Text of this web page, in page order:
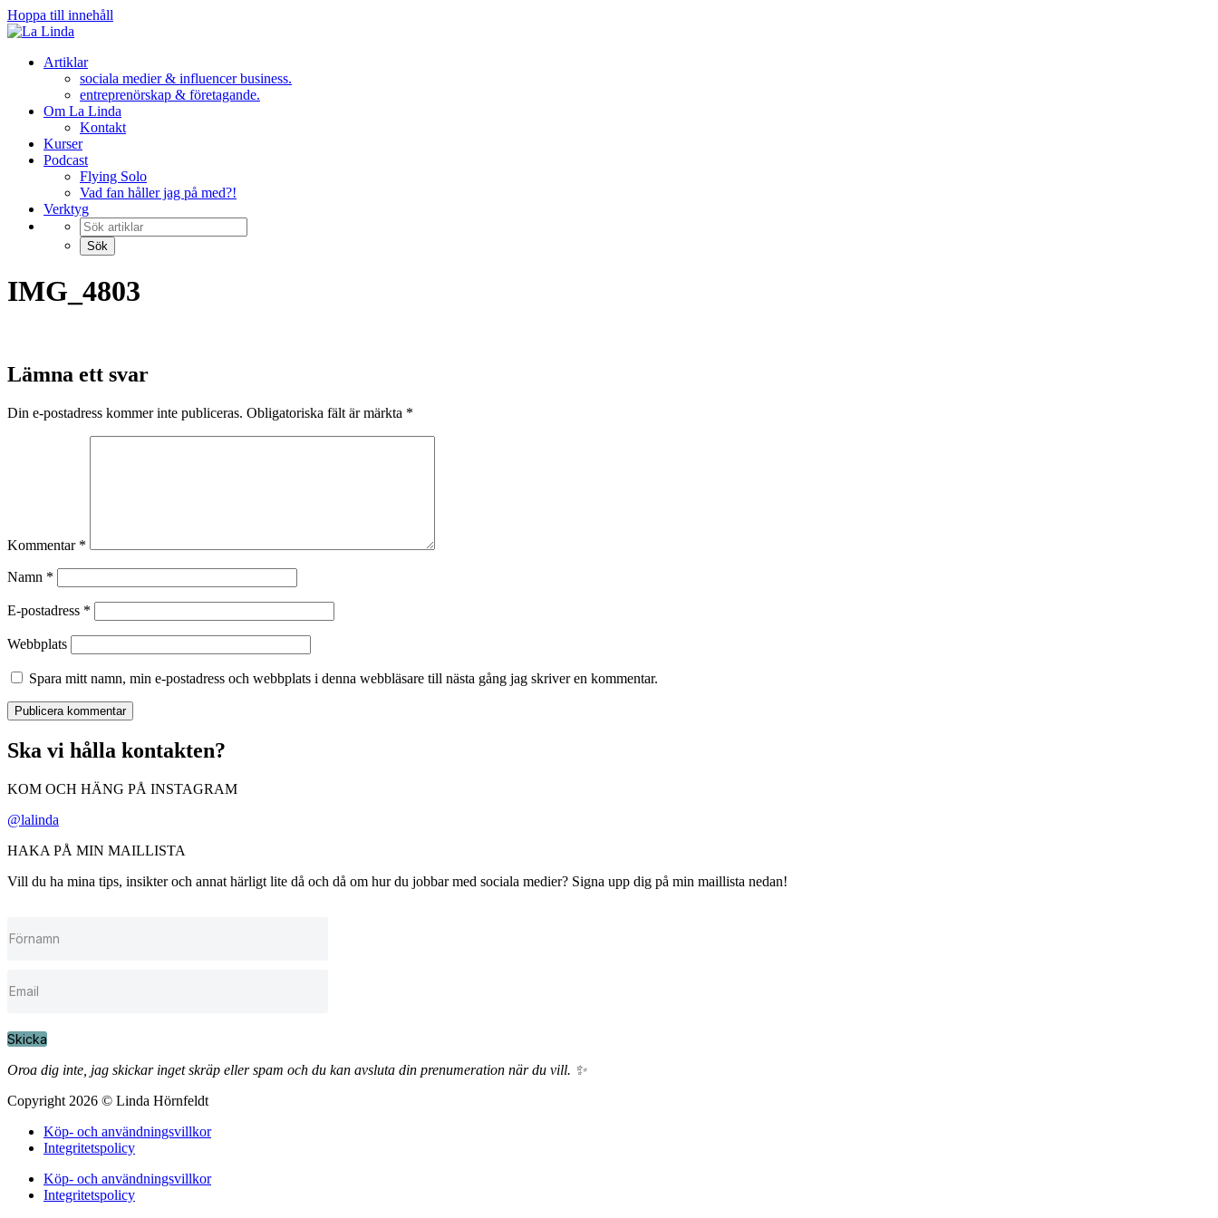
Hoppa till innehåll
Artiklar
sociala medier & influencer business.
entreprenörskap & företagande.
Om La Linda
Kontakt
Kurser
Podcast
Flying Solo
Vad fan håller jag på med?!
Verktyg
IMG_4803
Lämna ett svar
Din e-postadress kommer inte publiceras. Obligatoriska fält är märkta *
Kommentar *
Namn *
E-postadress *
Webbplats
Spara mitt namn, min e-postadress och webbplats i denna webbläsare till nästa gång jag skriver en kommentar.
Ska vi hålla kontakten?
KOM OCH HÄNG PÅ INSTAGRAM
@lalinda
HAKA PÅ MIN MAILLISTA
Vill du ha mina tips, insikter och annat härligt lite då och då om hur du jobbar med sociala medier? Signa upp dig på min maillista nedan!
Skicka
Oroa dig inte, jag skickar inget skräp eller spam och du kan avsluta din prenumeration när du vill. ✨
Copyright 2026 © Linda Hörnfeldt
Köp- och användningsvillkor
Integritetspolicy
Köp- och användningsvillkor
Integritetspolicy